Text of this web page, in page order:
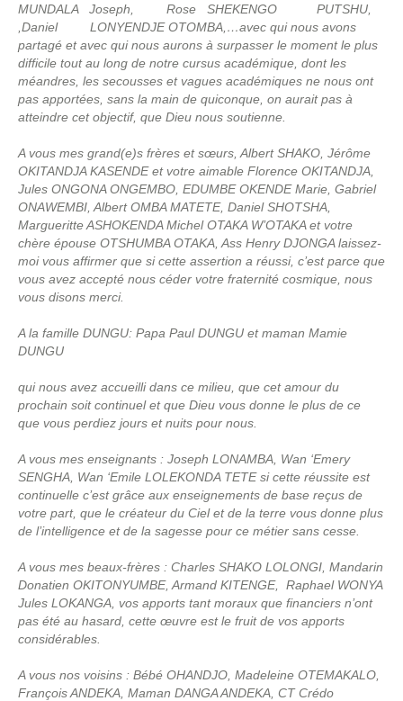
MUNDALA Joseph, Rose SHEKENGO PUTSHU,
,Daniel LONYENDJE OTOMBA,…avec qui nous avons
partagé et avec qui nous aurons à surpasser le moment le plus
difficile tout au long de notre cursus académique, dont les
méandres, les secousses et vagues académiques ne nous ont
pas apportées, sans la main de quiconque, on aurait pas à
atteindre cet objectif, que Dieu nous soutienne.
A vous mes grand(e)s frères et sœurs, Albert SHAKO, Jérôme
OKITANDJA KASENDE et votre aimable Florence OKITANDJA,
Jules ONGONA ONGEMBO, EDUMBE OKENDE Marie, Gabriel
ONAWEMBI, Albert OMBA MATETE, Daniel SHOTSHA,
Margueritte ASHOKENDA Michel OTAKA W’OTAKA et votre
chère épouse OTSHUMBA OTAKA, Ass Henry DJONGA laissez-
moi vous affirmer que si cette assertion a réussi, c’est parce que
vous avez accepté nous céder votre fraternité cosmique, nous
vous disons merci.
A la famille DUNGU: Papa Paul DUNGU et maman Mamie
DUNGU
qui nous avez accueilli dans ce milieu, que cet amour du
prochain soit continuel et que Dieu vous donne le plus de ce
que vous perdiez jours et nuits pour nous.
A vous mes enseignants : Joseph LONAMBA, Wan ‘Emery
SENGHA, Wan ‘Emile LOLEKONDA TETE si cette réussite est
continuelle c’est grâce aux enseignements de base reçus de
votre part, que le créateur du Ciel et de la terre vous donne plus
de l’intelligence et de la sagesse pour ce métier sans cesse.
A vous mes beaux-frères : Charles SHAKO LOLONGI, Mandarin
Donatien OKITONYUMBE, Armand KITENGE, Raphael WONYA
Jules LOKANGA, vos apports tant moraux que financiers n’ont
pas été au hasard, cette œuvre est le fruit de vos apports
considérables.
A vous nos voisins : Bébé OHANDJO, Madeleine OTEMAKALO,
François ANDEKA, Maman DANGA ANDEKA, CT Crédo